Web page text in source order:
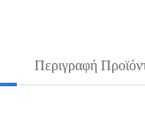
Περιγραφή